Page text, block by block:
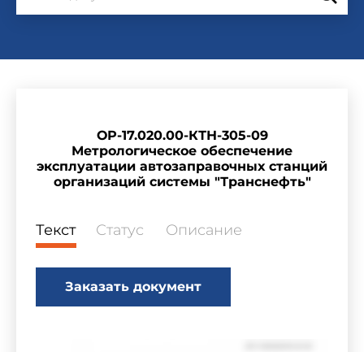
ОР-17.020.00-КТН-305-09
Метрологическое обеспечение
эксплуатации автозаправочных станций
организаций системы "Транснефть"
Текст Статус Описание
Заказать документ